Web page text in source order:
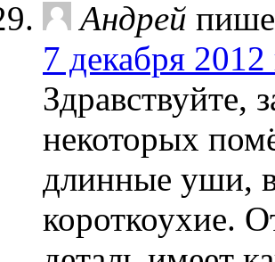
Андрей
7 декабря
Здравствуйте,
некоторых
длинные уши,
короткоухие.